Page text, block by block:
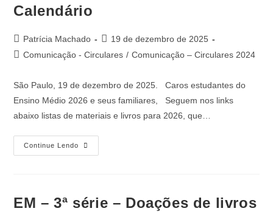
Calendário
Patrícia Machado
19 de dezembro de 2025
Comunicação - Circulares / Comunicação – Circulares 2024
São Paulo, 19 de dezembro de 2025. Caros estudantes do
Ensino Médio 2026 e seus familiares, Seguem nos links
abaixo listas de materiais e livros para 2026, que…
Continue Lendo
EM – 3ª série – Doações de livros